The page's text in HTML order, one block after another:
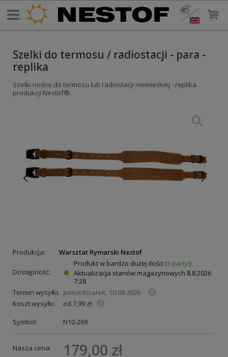
Szelki do termosu / radiostacji - para -
replika
Szelki nośne do termosu lub radiostacji niemieckiej - replika
produkcji Nestof®.
Produkcja: Warsztat Rymarski Nestof
Dostępność:
Produkt w bardzo dużej ilości (3 par(y))
Aktualizacja stanów magazynowych 8.8.2026
7:28
Termin wysyłki: poniedziałek, 10.08.2026
Koszt wysyłki:
od 7,99 zł
Symbol:
N10-269
Nasza cena: 179,00 zł